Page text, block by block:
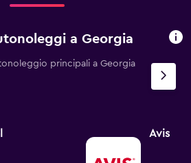
a Georgia
principali a Georgia
Avis